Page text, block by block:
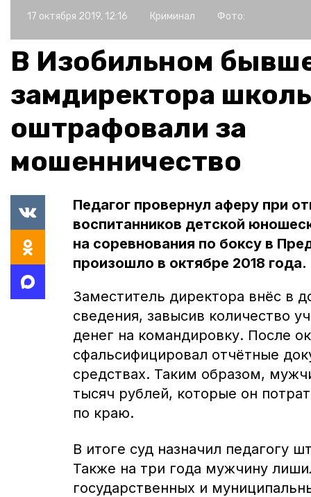
17 октября 2019, 12:16 Криминал Фото:
В Изобильном
замдиректора
оштрафовали за
мошенничество
Педагог провернул аферу при
воспитанников детской
на соревнования по боксу в
произошло в октябре 2018 года.
Заместитель директора внёс в
сведения, завысив количество
денег на командировку. После
сфальсифицировал отчётные
средствах. Таким образом,
тысяч рублей, которые он
по краю.
В итоге суд назначил педагогу
Также на три года мужчину
государственных и